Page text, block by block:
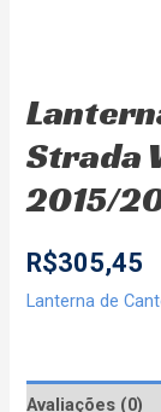
Strada
2015/
R$305,45
Lanterna de
Avaliações (0)